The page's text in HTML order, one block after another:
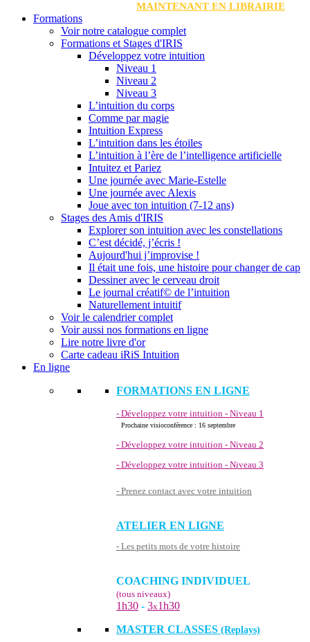
MAINTENANT EN LIBRAIRIE
Formations
Voir notre catalogue complet
Formations et Stages d'IRIS
Développez votre intuition
Niveau 1
Niveau 2
Niveau 3
L’intuition du corps
Comme par magie
Intuition Express
L’intuition dans les étoiles
L’intuition à l’ère de l’intelligence artificielle
Intuitez et Pariez
Une journée avec Marie-Estelle
Une journée avec Alexis
Joue avec ton intuition (7-12 ans)
Stages des Amis d'IRIS
Explorer son intuition avec les constellations
C’est décidé, j’écris !
Aujourd'hui j’improvise !
Il était une fois, une histoire pour changer de cap
Dessiner avec le cerveau droit
Le journal créatif© de l’intuition
Naturellement intuitif
Voir le calendrier complet
Voir aussi nos formations en ligne
Lire notre livre d'or
Carte cadeau iRiS Intuition
En ligne
FORMATIONS EN LIGNE
- Développez votre intuition - Niveau 1
Prochaine visioconférence : 16 septembre
- Développez votre intuition - Niveau 2
- Développez votre intuition - Niveau 3
- Prenez contact avec votre intuition
ATELIER EN LIGNE
- Les petits mots de votre histoire
COACHING INDIVIDUEL
(tous niveaux)
1h30 - 3x1h30
MASTER CLASSES (Replays)